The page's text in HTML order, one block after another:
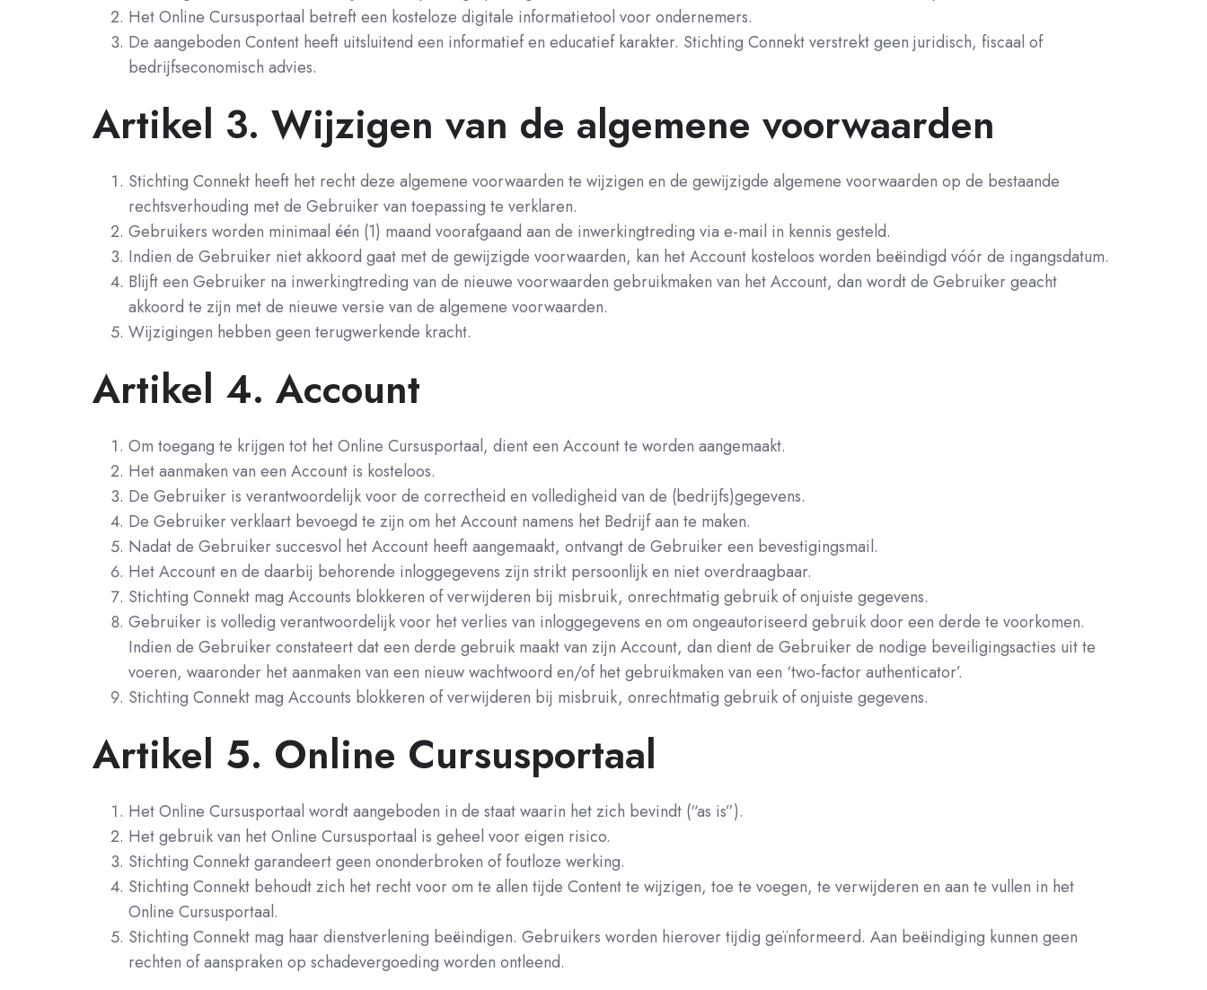
Het Online Cursusportaal betreft een kosteloze digitale informatietool voor ondernemers.
De aangeboden Content heeft uitsluitend een informatief en educatief karakter. Stichting Connekt verstrekt geen juridisch, fiscaal of
bedrijfseconomisch advies.
Artikel 3. Wijzigen van de algemene voorwaarden
Stichting Connekt heeft het recht deze algemene voorwaarden te wijzigen en de gewijzigde algemene voorwaarden op de bestaande
rechtsverhouding met de Gebruiker van toepassing te verklaren.
Gebruikers worden minimaal één (1) maand voorafgaand aan de inwerkingtreding via e-mail in kennis gesteld.
Indien de Gebruiker niet akkoord gaat met de gewijzigde voorwaarden, kan het Account kosteloos worden beëindigd vóór de ingangsdatum.
Blijft een Gebruiker na inwerkingtreding van de nieuwe voorwaarden gebruikmaken van het Account, dan wordt de Gebruiker geacht
akkoord te zijn met de nieuwe versie van de algemene voorwaarden.
Wijzigingen hebben geen terugwerkende kracht.
Artikel 4. Account
Om toegang te krijgen tot het Online Cursusportaal, dient een Account te worden aangemaakt.
Het aanmaken van een Account is kosteloos.
De Gebruiker is verantwoordelijk voor de correctheid en volledigheid van de (bedrijfs)gegevens.
De Gebruiker verklaart bevoegd te zijn om het Account namens het Bedrijf aan te maken.
Nadat de Gebruiker succesvol het Account heeft aangemaakt, ontvangt de Gebruiker een bevestigingsmail.
Het Account en de daarbij behorende inloggegevens zijn strikt persoonlijk en niet overdraagbaar.
Stichting Connekt mag Accounts blokkeren of verwijderen bij misbruik, onrechtmatig gebruik of onjuiste gegevens.
Gebruiker is volledig verantwoordelijk voor het verlies van inloggegevens en om ongeautoriseerd gebruik door een derde te voorkomen.
Indien de Gebruiker constateert dat een derde gebruik maakt van zijn Account, dan dient de Gebruiker de nodige beveiligingsacties uit te
voeren, waaronder het aanmaken van een nieuw wachtwoord en/of het gebruikmaken van een ‘two-factor authenticator’.
Stichting Connekt mag Accounts blokkeren of verwijderen bij misbruik, onrechtmatig gebruik of onjuiste gegevens.
Artikel 5. Online Cursusportaal
Het Online Cursusportaal wordt aangeboden in de staat waarin het zich bevindt (“as is”).
Het gebruik van het Online Cursusportaal is geheel voor eigen risico.
Stichting Connekt garandeert geen ononderbroken of foutloze werking.
Stichting Connekt behoudt zich het recht voor om te allen tijde Content te wijzigen, toe te voegen, te verwijderen en aan te vullen in het
Online Cursusportaal.
Stichting Connekt mag haar dienstverlening beëindigen. Gebruikers worden hierover tijdig geïnformeerd. Aan beëindiging kunnen geen
rechten of aanspraken op schadevergoeding worden ontleend.